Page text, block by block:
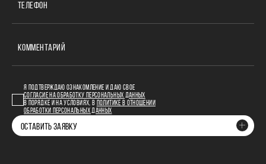
ТЕЛЕФОН
КОММЕНТАРИЙ
Я ПОДТВЕРЖДАЮ ОЗНАКОМЛЕНИЕ И ДАЮ СВОЕ
СОГЛАСИЕ НА ОБРАБОТКУ ПЕРСОНАЛЬНЫХ ДАННЫХ
В ПОРЯДКЕ И НА УСЛОВИЯХ, В
ПОЛИТИКЕ В ОТНОШЕНИИ
ОБРАБОТКИ ПЕРСОНАЛЬНЫХ ДАННЫХ
ОСТАВИТЬ ЗАЯВКУ